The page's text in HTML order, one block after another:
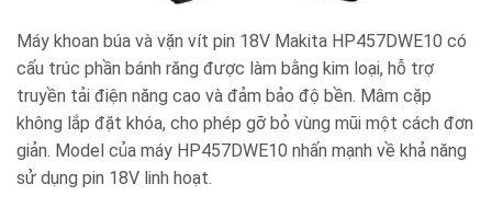
Máy khoan búa và vặn vít pin 18V Makita HP457DWE10 có
cấu trúc phần bánh răng được làm bằng kim loại, hỗ trợ
truyền tải điện năng cao và đảm bảo độ bền. Mâm cặp
không lắp đặt khóa, cho phép gỡ bỏ vùng mũi một cách đơn
giản. Model của máy HP457DWE10 nhấn mạnh về khả năng
sử dụng pin 18V linh hoạt.